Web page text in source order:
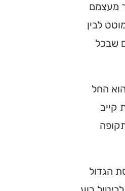
מעצמם
לבין
שבכל
החל
קייב
הגדול